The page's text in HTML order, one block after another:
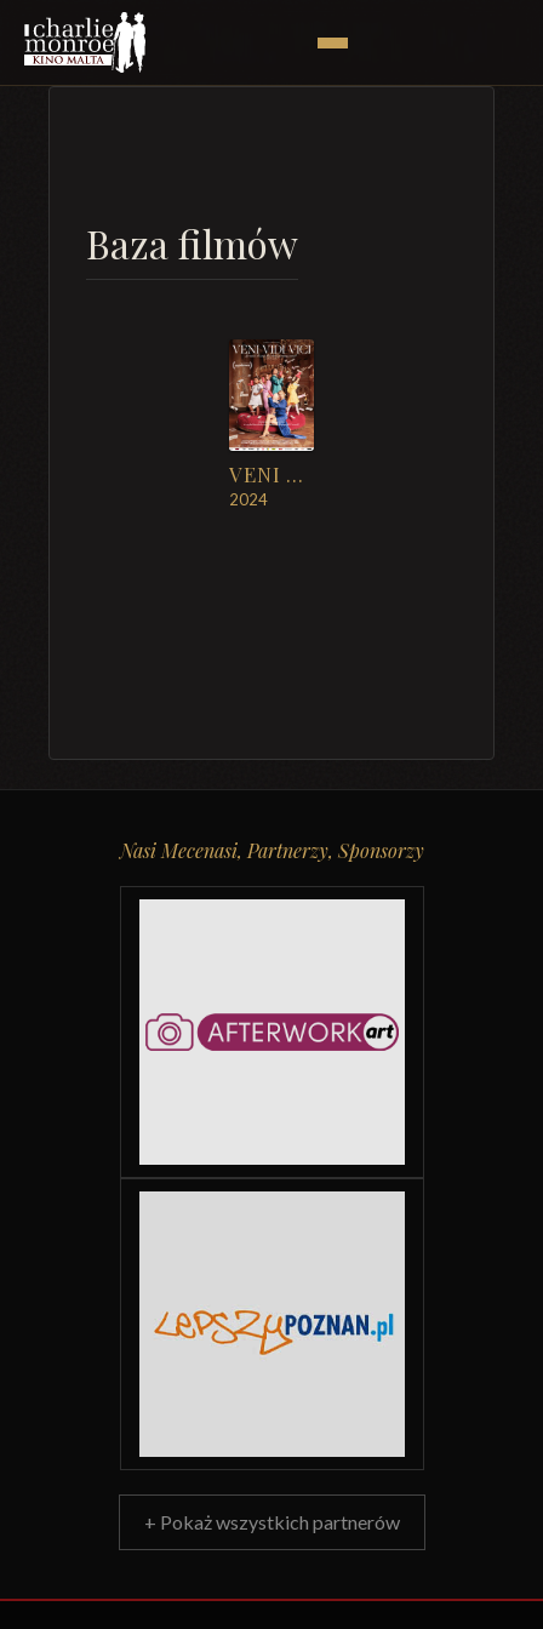
Baza filmów
VENI VIDI VICI
2024
Nasi Mecenasi, Partnerzy, Sponsorzy
+ Pokaż wszystkich partnerów